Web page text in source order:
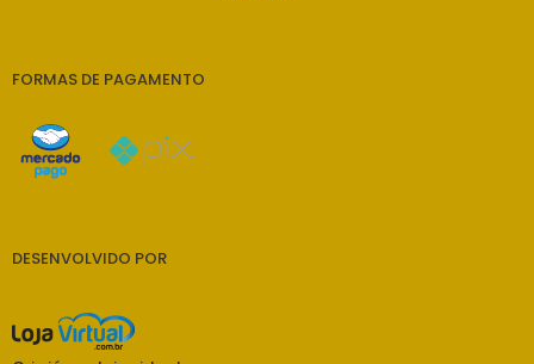
FORMAS DE PAGAMENTO
DESENVOLVIDO POR